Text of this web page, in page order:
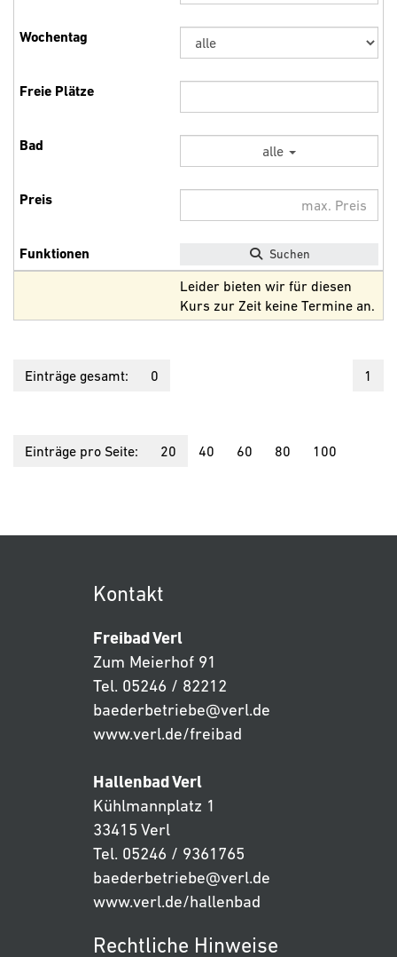
alle
Suchen
Leider bieten wir für diesen
Kurs zur Zeit keine Termine an.
1
Einträge gesamt: 0
Einträge pro Seite: 20 40 60 80 100
Kontakt
Freibad Verl
Zum Meierhof 91
Tel. 05246 / 82212
baederbetriebe@verl.de
www.verl.de/freibad
Hallenbad Verl
Kühlmannplatz 1
33415 Verl
Tel. 05246 / 9361765
baederbetriebe@verl.de
www.verl.de/hallenbad
Rechtliche Hinweise